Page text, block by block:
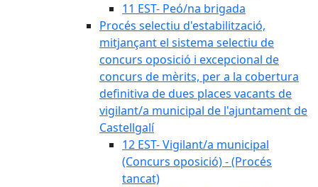
11 EST- Peó/na brigada
Procés selectiu d'estabilització,
mitjançant el sistema selectiu de
concurs oposició i excepcional de
concurs de mèrits, per a la cobertura
definitiva de dues places vacants de
vigilant/a municipal de l'ajuntament de
Castellgalí
12 EST- Vigilant/a municipal
(Concurs oposició) - (Procés
tancat)